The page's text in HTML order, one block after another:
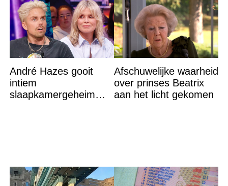
André Hazes gooit
intiem
slaapkamergeheim
Afschuwelijke waarheid
over prinses Beatrix
aan het licht gekomen